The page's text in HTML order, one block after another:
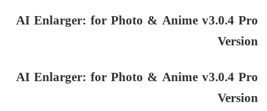
AI Enlarger: for Photo & Anime v3.0.4 Pro
Version
AI Enlarger: for Photo & Anime v3.0.4 Pro
Version